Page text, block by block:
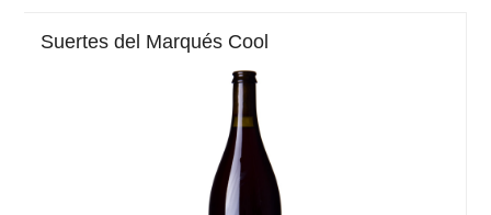
Suertes del Marqués Cool